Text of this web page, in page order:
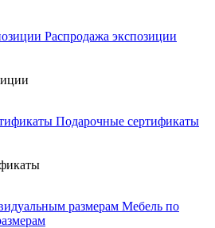
Распродажа экспозиции
Подарочные сертификаты
Мебель по